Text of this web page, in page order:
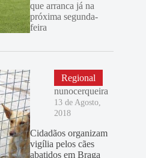
que arranca já na
próxima segunda-
feira
Regional
nunocerqueira
13 de Agosto,
2018
Cidadãos organizam
vigília pelos cães
abatidos em Braga